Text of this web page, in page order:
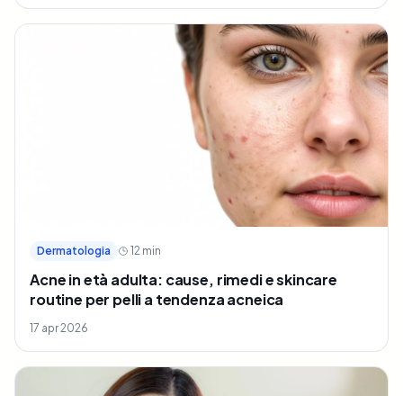
Dermatologia 12 min
Acne in età adulta: cause, rimedi e skincare
routine per pelli a tendenza acneica
17 apr 2026